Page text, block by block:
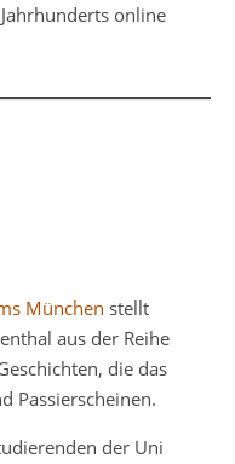
online
München stellt
aus der Reihe
die das
Passierscheinen.
der Uni